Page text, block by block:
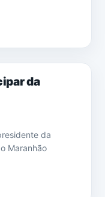
da
da
Maranhão